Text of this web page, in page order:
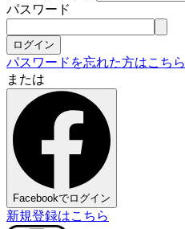
パスワード
ログイン
パスワードを忘れた方はこちら
または
Facebookでログイン
新規登録はこちら